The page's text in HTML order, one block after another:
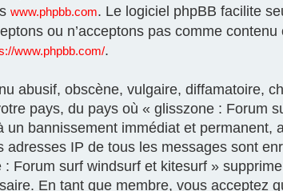
www.phpbb.com. Le logiciel phpBB facilite
ou n’acceptons pas comme
www.phpbb.com/.
abusif, obscène, vulgaire, diffamatoire,
pays, du pays où « glisszone : Forum
bannissement immédiat et permanent,
IP de tous les messages sont
Forum surf windsurf et kitesurf »
En tant que membre, vous acceptez